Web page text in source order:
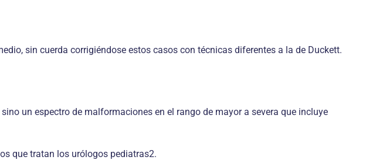
sin cuerda corrigiéndose estos casos con técnicas diferentes a la de Duckett.
un espectro de malformaciones en el rango de mayor a severa que incluye
que tratan los urólogos pediatras2.